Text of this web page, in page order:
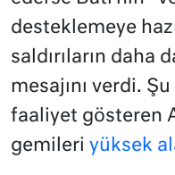
desteklemeye
saldırıların daha
mesajını verdi. Şu
faaliyet gösteren
gemileri yüksek